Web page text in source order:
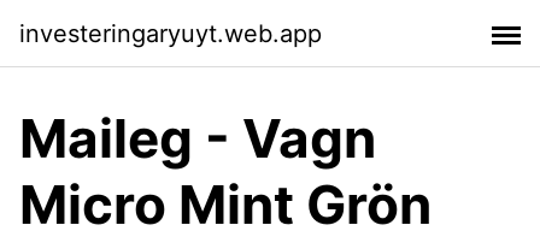
investeringaryuyt.web.app
Maileg - Vagn
Micro Mint Grön